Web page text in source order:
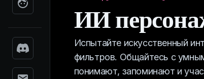
ИИ
Испытайте искусственный
фильтров. Общайтесь с
понимают, запоминают и